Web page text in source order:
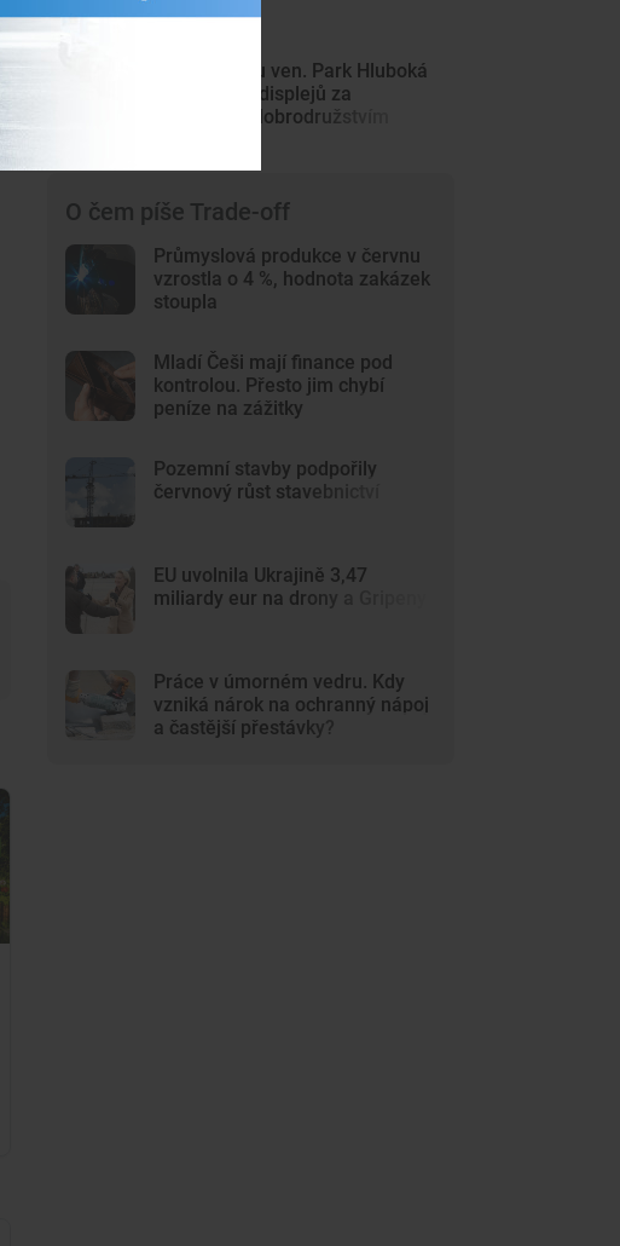
Z Minecraftu ven. Park Hluboká
láká děti od displejů za
skutečným dobrodružstvím
O čem píše Trade-off
Průmyslová produkce v červnu
vzrostla o 4 %, hodnota zakázek
stoupla
Mladí Češi mají finance pod
kontrolou. Přesto jim chybí
peníze na zážitky
Pozemní stavby podpořily
červnový růst stavebnictví
EU uvolnila Ukrajině 3,47
miliardy eur na drony a Gripeny
Práce v úmorném vedru. Kdy
vzniká nárok na ochranný nápoj
a častější přestávky?